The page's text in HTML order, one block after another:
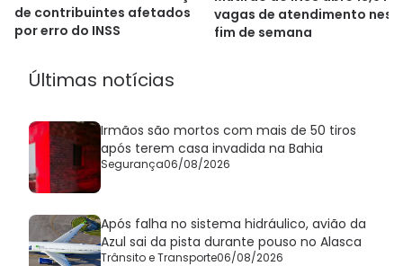
de contribuintes afetados
por erro do INSS
vagas de atendimento
fim de semana
Últimas notícias
Irmãos são mortos com mais de 50 tiros
após terem casa invadida na Bahia
Segurança06/08/2026
Após falha no sistema hidráulico, avião da
Azul sai da pista durante pouso no Alasca
Trânsito e Transporte06/08/2026